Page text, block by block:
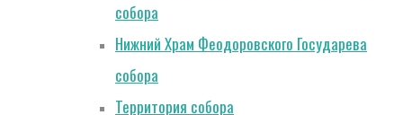
собора
Нижний Храм Феодоровского Государева
собора
Территория собора